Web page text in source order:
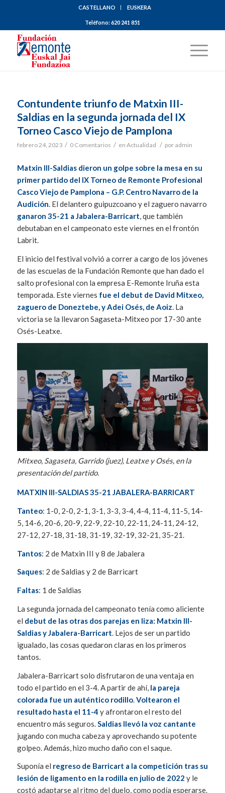
CASTELLANO EUSKERA
Teléfono:620 241 851
Contundente triunfo de Matxin III-
Saldias en la segunda jornada del IX
Torneo Casco Viejo de Pamplona
febrero 24, 2023 / 0 Comentarios / en Actualidad / por admin
Matxin III-Saldias dieron un golpe sobre la mesa en su
primer partido del IX Torneo de Remonte Profesional
Casco Viejo de Pamplona – G.P. Centro Navarro de la
Audición. El delantero guipuzcoano y el zaguero navarro
ganaron 35-21 a Jabalera-Barricart, que también
debutaban en el campeonato este viernes en el frontón
Labrit.
El inicio del festival volvió a correr a cargo de los jóvenes
de las escuelas de la Fundación Remonte que han dado el
salto profesional con la empresa E-Remonte Iruña esta
temporada. Este viernes fue el debut de David Mitxeo,
zaguero de Doneztebe, y Adei Osés, de Aoiz . La
victoria se la llevaron Sagaseta-Mitxeo por 17-30 ante
Osés-Leatxe.
Mitxeo, Sagaseta, Garrido (juez), Leatxe y Osés, en la
presentación del partido.
MATXIN III-SALDIAS 35-21 JABALERA-BARRICART
Tanteo: 1-0, 2-0, 2-1, 3-1, 3-3, 3-4, 4-4, 11-4, 11-5, 14-
5, 14-6, 20-6, 20-9, 22-9, 22-10, 22-11, 24-11, 24-12,
27-12, 27-18, 31-18, 31-19, 32-19, 32-21, 35-21.
Tantos: 2 de Matxin III y 8 de Jabalera
Saques: 2 de Saldias y 2 de Barricart
Faltas: 1 de Saldias
La segunda jornada del campeonato tenía como aliciente
el debut de las otras dos parejas en liza: Matxin III-
Saldias y Jabalera-Barricart. Lejos de ser un partido
igualado, las cosas quedaron claras en los primeros
tantos.
Jabalera-Barricart solo disfrutaron de una ventaja en
todo el partido en el 3-4. A partir de ahí, la pareja
colorada fue un auténtico rodillo.Voltearon el
resultado hasta el 11-4 y afrontaron el resto del
encuentro más seguros.Saldias llevó la voz cantante
jugando con mucha cabeza y aprovechando su potente
golpeo. Además, hizo mucho daño con el saque.
Suponía el regreso de Barricart a la competición tras su
lesión de ligamento en la rodilla en julio de 2022 y le
costó adaptarse al ritmo del duelo, como podía esperarse.